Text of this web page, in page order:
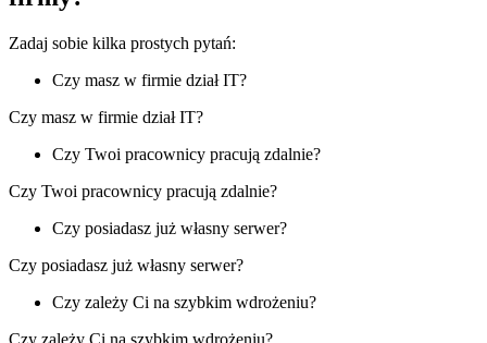
Zadaj sobie kilka prostych pytań:
Czy masz w firmie dział IT?
Czy masz w firmie dział IT?
Czy Twoi pracownicy pracują zdalnie?
Czy Twoi pracownicy pracują zdalnie?
Czy posiadasz już własny serwer?
Czy posiadasz już własny serwer?
Czy zależy Ci na szybkim wdrożeniu?
Czy zależy Ci na szybkim wdrożeniu?